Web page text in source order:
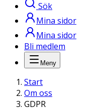
Sök
Mina sidor
Mina sidor
Bli medlem
Meny
Start
Om oss
GDPR